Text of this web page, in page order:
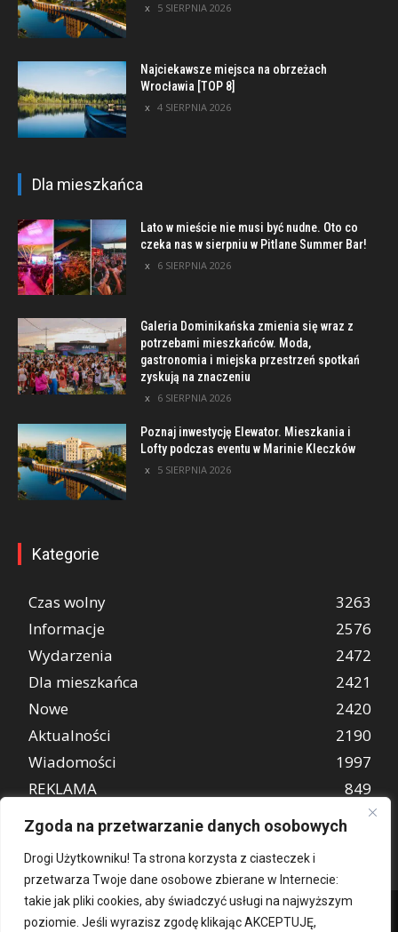
Zgoda na przetwarzanie danych osobowych
Drogi Użytkowniku! Ta strona korzysta z ciasteczek i
przetwarza Twoje dane osobowe zbierane w Internecie:
takie jak pliki cookies, aby świadczyć usługi na najwyższym
poziomie. Jeśli wyrazisz zgodę klikając AKCEPTUJĘ,
5 SIERPNIA 2026
Najciekawsze miejsca na obrzeżach
Wrocławia [TOP 8]
4 SIERPNIA 2026
Dla mieszkańca
Lato w mieście nie musi być nudne. Oto co
czeka nas w sierpniu w Pitlane Summer Bar!
6 SIERPNIA 2026
Galeria Dominikańska zmienia się wraz z
potrzebami mieszkańców. Moda,
gastronomia i miejska przestrzeń spotkań
zyskują na znaczeniu
6 SIERPNIA 2026
Poznaj inwestycję Elewator. Mieszkania i
Lofty podczas eventu w Marinie Kleczków
5 SIERPNIA 2026
Kategorie
Czas wolny
3263
Informacje
2576
Wydarzenia
2472
Dla mieszkańca
2421
Nowe
2420
Aktualności
2190
Wiadomości
1997
REKLAMA
849
Atrakcje turystyczne
670